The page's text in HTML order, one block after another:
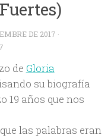
DE 2017 ·
de Gloria
su biografía
19 años que nos
las palabras eran